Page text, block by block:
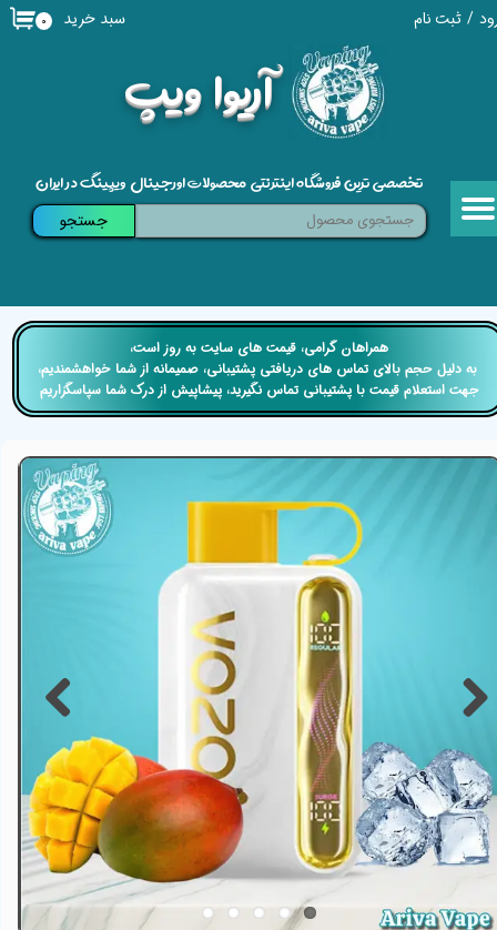
/ ثبت نام
حساب کاربری من
خروج از حساب کاربری
​آریوا ویپ
۰ سبد خرید
تخصصی ترین فروشگاه اینترنتی محصولات اورجینال ویپینگ در ایران
جستجو
​​همراهان گرامی، قیمت های سایت به روز است،
​​​​​​​ به دلیل حجم بالای تماس های دریافتی پشتیبانی، صمیمانه از شما خواهشمندیم،
جهت استعلام قیمت با پشتیبانی تماس نگیرید، پیشاپیش از درک شما سپاسگزاریم